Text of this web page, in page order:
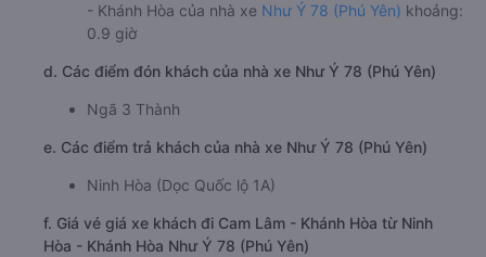
- Khánh Hòa của nhà xe Như Ý 78 (Phú Yên) khoảng:
0.9 giờ
d. Các điểm đón khách của nhà xe Như Ý 78 (Phú Yên)
Ngã 3 Thành
e. Các điểm trả khách của nhà xe Như Ý 78 (Phú Yên)
Ninh Hòa (Dọc Quốc lộ 1A)
f. Giá vé giá xe khách đi Cam Lâm - Khánh Hòa từ Ninh
Hòa - Khánh Hòa Như Ý 78 (Phú Yên)